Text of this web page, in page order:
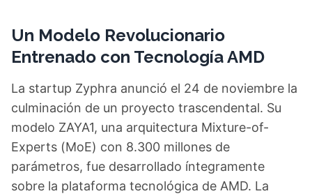
Un Modelo Revolucionario
Entrenado con Tecnología AMD
La startup Zyphra anunció el 24 de noviembre la
culminación de un proyecto trascendental. Su
modelo ZAYA1, una arquitectura Mixture-of-
Experts (MoE) con 8.300 millones de
parámetros, fue desarrollado íntegramente
sobre la plataforma tecnológica de AMD. La